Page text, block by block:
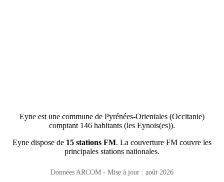
Eyne est une commune de Pyrénées-Orientales (Occitanie)
comptant 146 habitants (les Eynois(es)).
Eyne dispose de 15 stations FM. La couverture FM couvre les
principales stations nationales.
Données ARCOM - Mise à jour : août 2026